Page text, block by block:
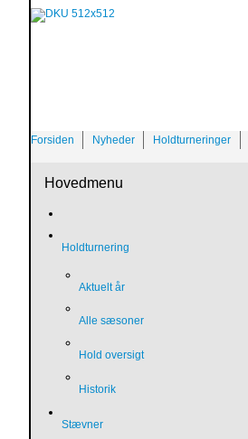
Forsiden Nyheder Holdturneringer
Hovedmenu
Holdturnering
Aktuelt år
Alle sæsoner
Hold oversigt
Historik
Stævner